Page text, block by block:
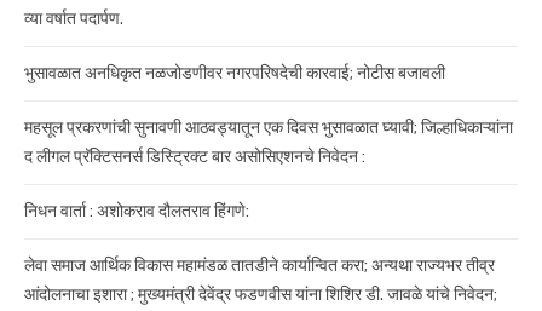
व्या वर्षात पदार्पण.
भुसावळात अनधिकृत नळजोडणीवर नगरपरिषदेची कारवाई; नोटीस बजावली
महसूल प्रकरणांची सुनावणी आठवड्यातून एक दिवस भुसावळात घ्यावी; जिल्हाधिकाऱ्यांना
द लीगल प्रॅक्टिसनर्स डिस्ट्रिक्ट बार असोसिएशनचे निवेदन :
निधन वार्ता : अशोकराव दौलतराव हिंगणे:
लेवा समाज आर्थिक विकास महामंडळ तातडीने कार्यान्वित करा; अन्यथा राज्यभर तीव्र
आंदोलनाचा इशारा ; मुख्यमंत्री देवेंद्र फडणवीस यांना शिशिर डी. जावळे यांचे निवेदन;